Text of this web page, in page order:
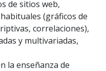
de sitios web,
(gráficos de
correlaciones),
y multivariadas,
la enseñanza de